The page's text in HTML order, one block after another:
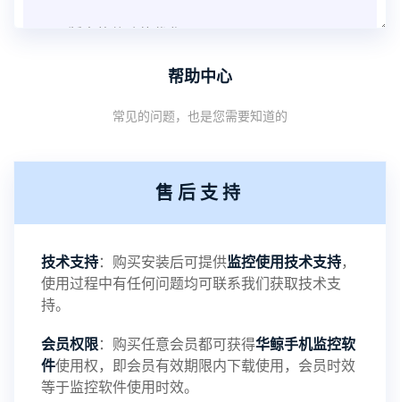
1：优化监控终端从当前监控界面切换其他被控端手
机设备响应慢问题
4：优化离线云储存服务器相册照片文件夹路径问题
5：优化关闭监控后离线设置云储存对方微信聊天记
录文件改为自定义文件名称
提示：
帮助中心
常见的问题，也是您需要知道的
售后支持
技术支持：购买安装后可提供监控使用技术支持，
使用过程中有任何问题均可联系我们获取技术支
持。
会员权限：购买任意会员都可获得华鲸手机监控软
件使用权，即会员有效期限内下载使用，会员时效
等于监控软件使用时效。